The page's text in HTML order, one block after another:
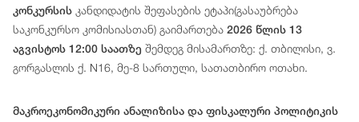
კონკურსის კანდიდატის შეფასების ეტაპი(გასაუბრება
საკონკურსო კომისიასთან) გაიმართება 2026 წლის 13
აგვისტოს 12:00 საათზე შემდეგ მისამართზე: ქ. თბილისი, ვ.
გორგასლის ქ. N16, მე-8 სართული, სათათბირო ოთახი.
მაკროეკონომიკური ანალიზისა და ფისკალური პოლიტიკის